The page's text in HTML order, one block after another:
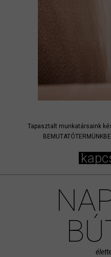
Tapasztalt munkatársaink